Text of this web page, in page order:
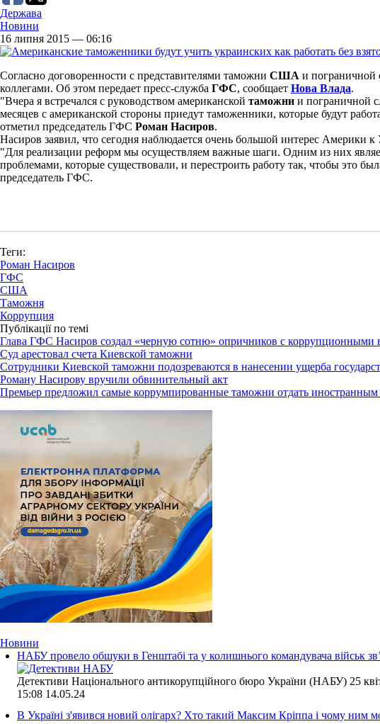
Держава
Новини
16 липня 2015 — 06:16
Согласно договоренности с представителями таможни США и пограничной
коллегами. Об этом передает пресс-служба ГФС, сообщает Нова Влада.
"Вчера я встречался с руководством американской таможни и пограничной
месяцев с американской стороны приедут таможенники, которые будут
отметил председатель ГФС Роман Насиров.
Насиров заявил, что сегодня наблюдается очень большой интерес Америки
"Для реализации реформ мы осуществляем важные шаги. Одним из них
проблемами, которые существовали, и перестроить работу так, чтобы это
председатель ГФС.
Теги:
Роман Насиров
ГФС
США
Таможня
Коррупция
Публікації по темі
Глава ГФС Насиров создал «черную сотню» опричников с
Суд арестовал счета Киевской таможни
Сотрудники Киевской таможни подозреваются в нанесении ущерба
Роману Насирову вручили обвинительный акт
Премьер предложил самые коррумпированные таможни отдать
Новини
НАБУ провело обшуки в Генштабі та у колишнього командувача військ
Детективи Національного антикорупційного бюро України (НАБУ) 25
15:08 14.05.24
В Україні з'явився новий олігарх? Хто такий Максим Кріппа і чому ним